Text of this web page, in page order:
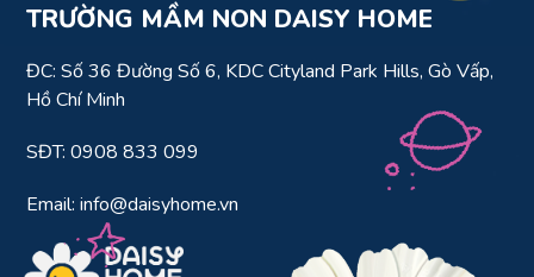
TRƯỜNG MẦM NON DAISY HOME
ĐC: Số 36 Đường Số 6, KDC Cityland Park Hills, Gò Vấp,
Hồ Chí Minh
SĐT: 0908 833 099
Email: info@daisyhome.vn